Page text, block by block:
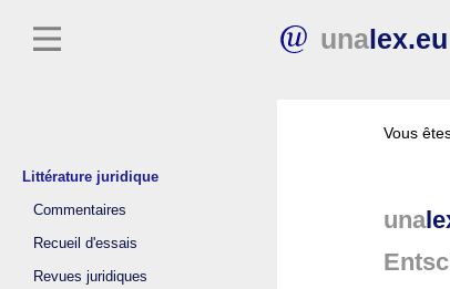
unalex.eu
Littérature juridique
Commentaires
Recueil d'essais
Revues juridiques
Vous
una